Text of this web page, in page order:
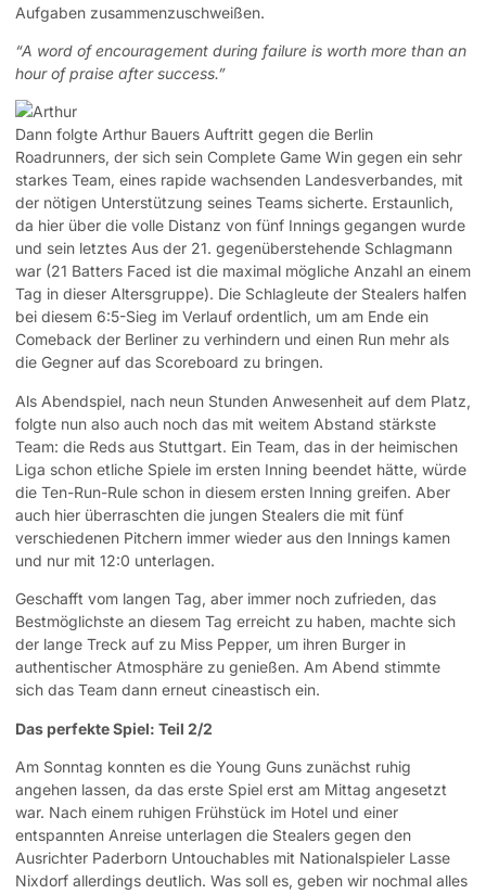
Aufgaben zusammenzuschweißen.
“A word of encouragement during failure is worth more than an
hour of praise after success.”
Dann folgte Arthur Bauers Auftritt gegen die Berlin
Roadrunners, der sich sein Complete Game Win gegen ein sehr
starkes Team, eines rapide wachsenden Landesverbandes, mit
der nötigen Unterstützung seines Teams sicherte. Erstaunlich,
da hier über die volle Distanz von fünf Innings gegangen wurde
und sein letztes Aus der 21. gegenüberstehende Schlagmann
war (21 Batters Faced ist die maximal mögliche Anzahl an einem
Tag in dieser Altersgruppe). Die Schlagleute der Stealers halfen
bei diesem 6:5-Sieg im Verlauf ordentlich, um am Ende ein
Comeback der Berliner zu verhindern und einen Run mehr als
die Gegner auf das Scoreboard zu bringen.
Als Abendspiel, nach neun Stunden Anwesenheit auf dem Platz,
folgte nun also auch noch das mit weitem Abstand stärkste
Team: die Reds aus Stuttgart. Ein Team, das in der heimischen
Liga schon etliche Spiele im ersten Inning beendet hätte, würde
die Ten-Run-Rule schon in diesem ersten Inning greifen. Aber
auch hier überraschten die jungen Stealers die mit fünf
verschiedenen Pitchern immer wieder aus den Innings kamen
und nur mit 12:0 unterlagen.
Geschafft vom langen Tag, aber immer noch zufrieden, das
Bestmöglichste an diesem Tag erreicht zu haben, machte sich
der lange Treck auf zu Miss Pepper, um ihren Burger in
authentischer Atmosphäre zu genießen. Am Abend stimmte
sich das Team dann erneut cineastisch ein.
Das perfekte Spiel: Teil 2/2
Am Sonntag konnten es die Young Guns zunächst ruhig
angehen lassen, da das erste Spiel erst am Mittag angesetzt
war. Nach einem ruhigen Frühstück im Hotel und einer
entspannten Anreise unterlagen die Stealers gegen den
Ausrichter Paderborn Untouchables mit Nationalspieler Lasse
Nixdorf allerdings deutlich. Was soll es, geben wir nochmal alles